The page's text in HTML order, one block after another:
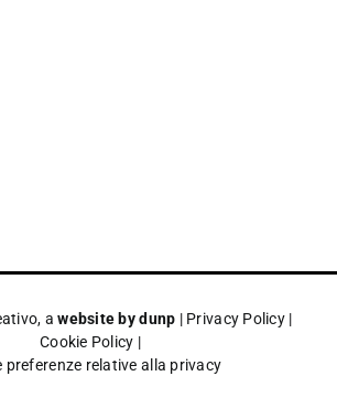
awebsite by dunp | Privacy Policy|
Cookie Policy |
preferenze relative alla privacy